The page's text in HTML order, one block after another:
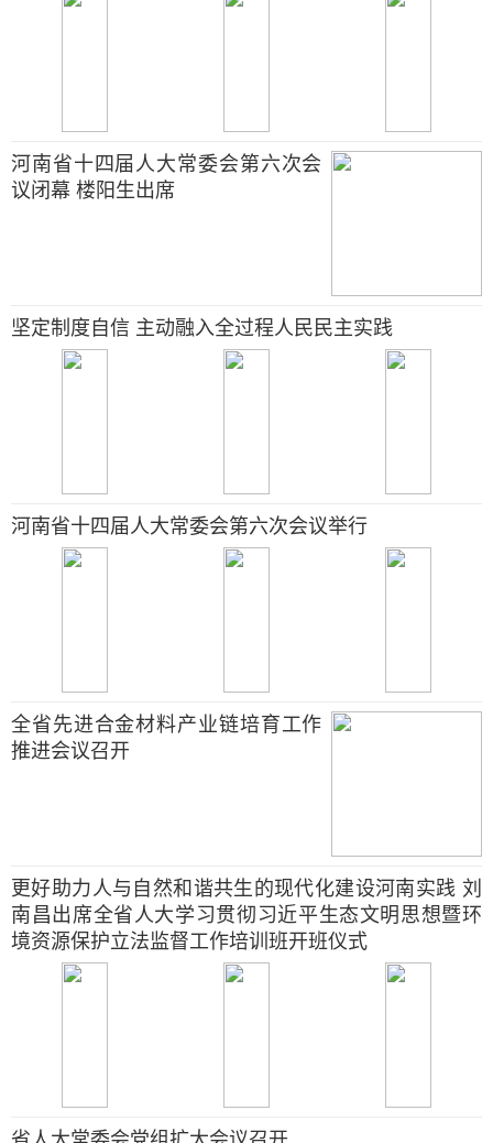
河南省十四届人大常委会第六次会
议闭幕 楼阳生出席
坚定制度自信 主动融入全过程人民民主实践
河南省十四届人大常委会第六次会议举行
全省先进合金材料产业链培育工作
推进会议召开
更好助力人与自然和谐共生的现代化建设河南实践 刘
南昌出席全省人大学习贯彻习近平生态文明思想暨环
境资源保护立法监督工作培训班开班仪式